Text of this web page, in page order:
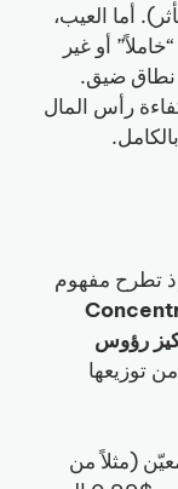
أما العيب،
أو غير
نطاق ضيق.
رأس المال
رؤوس
من توزيعها
(مثلاً من